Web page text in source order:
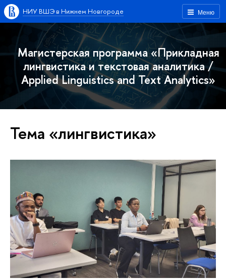
Меню
НИУ ВШЭ в Нижнем Новгороде
Магистерская программа «Прикладная
лингвистика и текстовая аналитика /
Applied Linguistics and Text Analytics»
Тема «лингвистика»